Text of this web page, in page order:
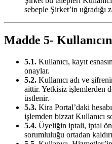
sebeple Şirket’in uğradığı
Madde 5-
5.1. Kullanıcı, kayıt
onaylar.
5.2. Kullanıcı adı ve
aittir. Yetkisiz işlemlerden
üstlenir.
5.3. Kira Portal’daki
işlemden bizzat Kullanıcı
5.4. Üyeliğin iptali, iptal
sorumluluğu ortadan